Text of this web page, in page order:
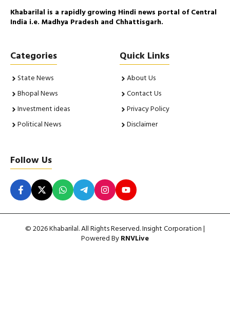
Khabarilal is a rapidly growing Hindi news portal of Central
India i.e. Madhya Pradesh and Chhattisgarh.
Categories
State News
Bhopal News
Investment ideas
Political News
Quick Links
About Us
Contact Us
Privacy Policy
Disclaimer
Follow Us
© 2026 Khabarilal. All Rights Reserved. Insight Corporation |
Powered ByRNVLive